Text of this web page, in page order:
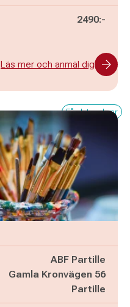
2490:-
Läs mer och anmäl dig
Få platser kvar
ABF Partille
Gamla Kronvägen 56
Partille